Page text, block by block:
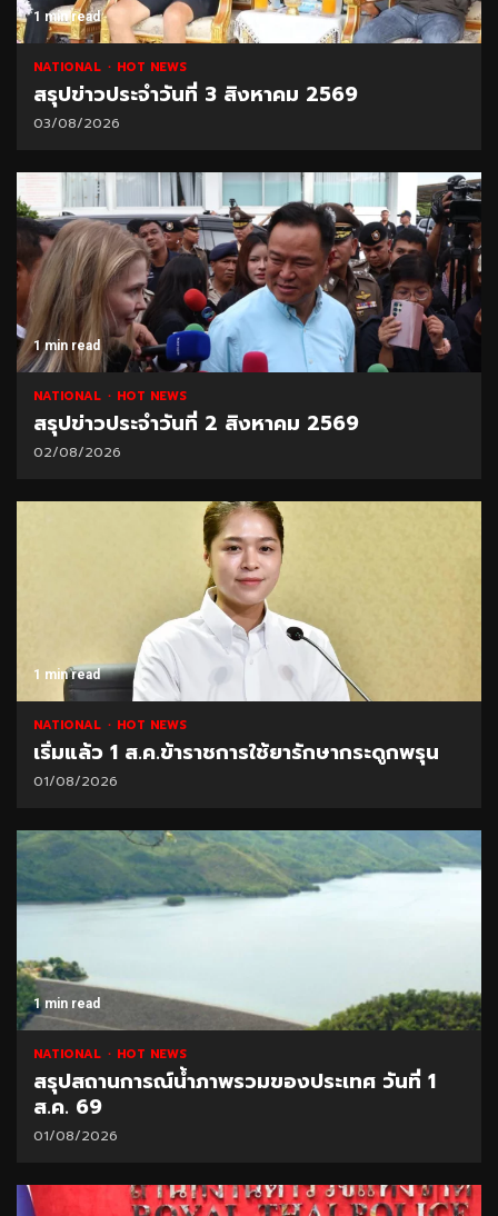
1 min read
NATIONAL HOT NEWS
สรุปข่าวประจำวันที่ 3 สิงหาคม 2569
03/08/2026
1 min read
NATIONAL HOT NEWS
สรุปข่าวประจำวันที่ 2 สิงหาคม 2569
02/08/2026
1 min read
NATIONAL HOT NEWS
เริ่มแล้ว 1 ส.ค.ข้าราชการใช้ยารักษากระดูกพรุน
01/08/2026
1 min read
NATIONAL HOT NEWS
สรุปสถานการณ์น้ำภาพรวมของประเทศ วันที่ 1
ส.ค. 69
01/08/2026